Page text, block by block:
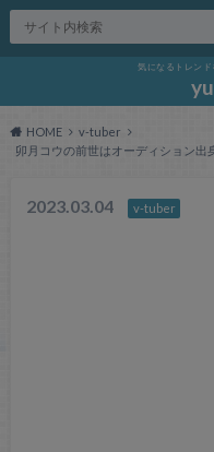
気になるトレン
HOME
v-tuber
卯月コウの前世はオーディション出
2023.03.04 v-tuber